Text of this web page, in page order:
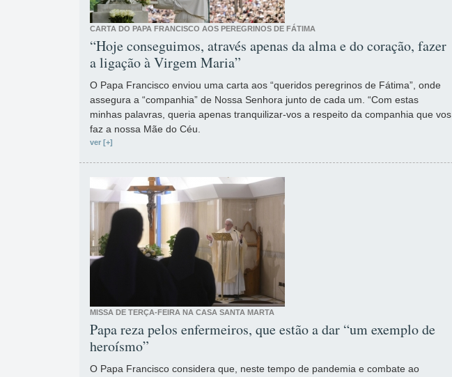
CARTA DO PAPA FRANCISCO AOS PEREGRINOS DE FÁTIMA
“Hoje conseguimos, através apenas da alma e do coração, fazer
a ligação à Virgem Maria”
O Papa Francisco enviou uma carta aos “queridos peregrinos de Fátima”, onde
assegura a “companhia” de Nossa Senhora junto de cada um. “Com estas
minhas palavras, queria apenas tranquilizar-vos a respeito da companhia que vos
faz a nossa Mãe do Céu.
ver [+]
MISSA DE TERÇA-FEIRA NA CASA SANTA MARTA
Papa reza pelos enfermeiros, que estão a dar “um exemplo de
heroísmo”
O Papa Francisco considera que, neste tempo de pandemia e combate ao